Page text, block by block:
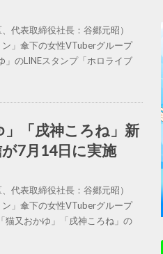
代表取締役社長：谷郷元昭）
」傘下の女性VTuberグループ
」のLINEスタンプ「ホロライブ
「戌神ころね」新
7月14日に実施
代表取締役社長：谷郷元昭）
」傘下の女性VTuberグループ
猫又おかゆ」「戌神ころね」の